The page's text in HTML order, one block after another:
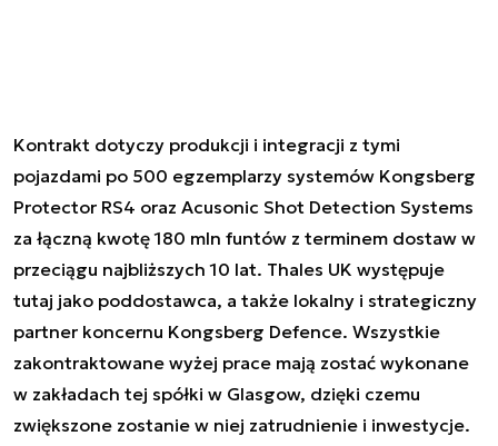
Kontrakt dotyczy produkcji i integracji z tymi
pojazdami po 500 egzemplarzy systemów Kongsberg
Protector RS4 oraz Acusonic Shot Detection Systems
za łączną kwotę 180 mln funtów z terminem dostaw w
przeciągu najbliższych 10 lat. Thales UK występuje
tutaj jako poddostawca, a także lokalny i strategiczny
partner koncernu Kongsberg Defence. Wszystkie
zakontraktowane wyżej prace mają zostać wykonane
w zakładach tej spółki w Glasgow, dzięki czemu
zwiększone zostanie w niej zatrudnienie i inwestycje.